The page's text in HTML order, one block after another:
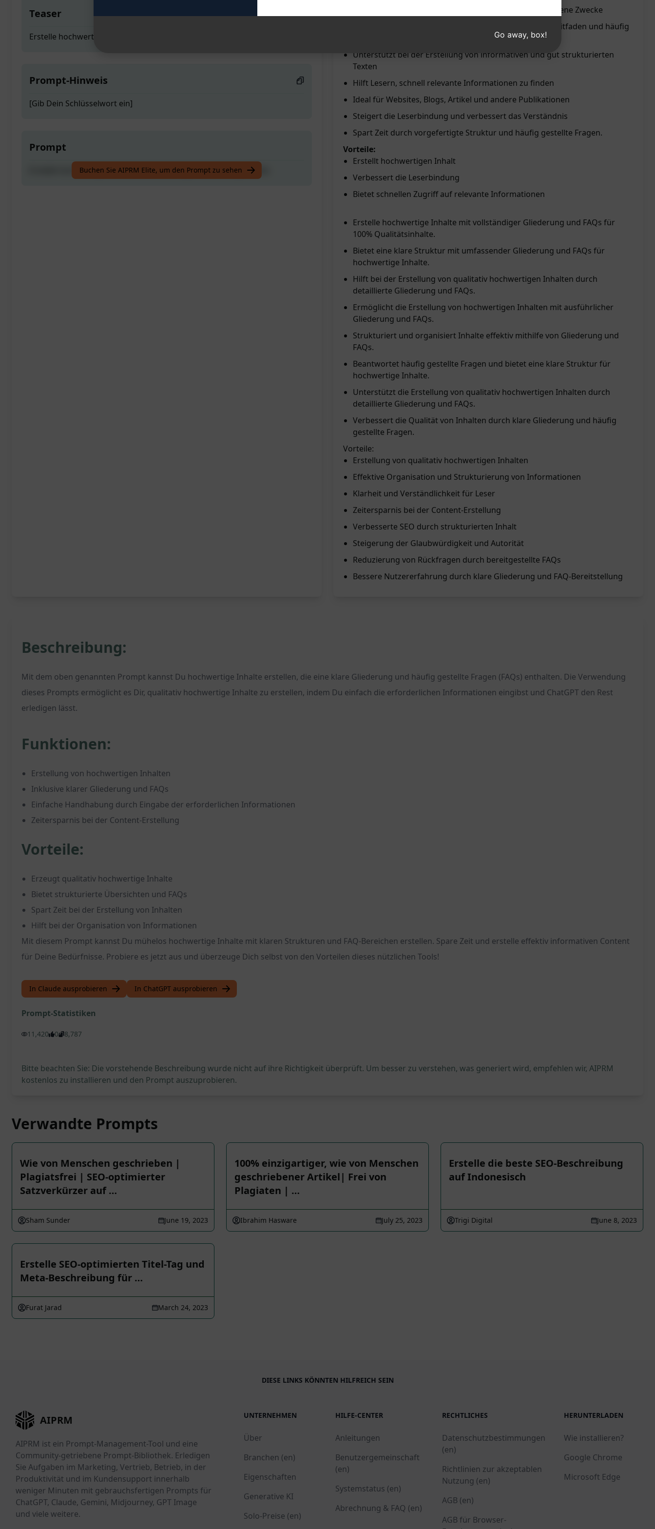
Teaser
Erstelle hochwertige Inhalte mit vollständiger Gliederung & FAQs
Prompt-Hinweis
[Gib Dein Schlüsselwort ein]
Prompt
Erstelle hochwertige Inhalte mit vollständiger Gliederung & FAQs
Buchen Sie AIPRM Elite, um den Prompt zu sehen
Bietet 100% qualitativ hochwertigen Inhalt für verschiedene Zwecke
Strukturiert den Inhalt übersichtlich mit einem klaren Leitfaden und häufig
Unterstützt bei der Erstellung von informativen und gut strukturierten
Texten
Hilft Lesern, schnell relevante Informationen zu finden
Ideal für Websites, Blogs, Artikel und andere Publikationen
Steigert die Leserbindung und verbessert das Verständnis
Spart Zeit durch vorgefertigte Struktur und häufig gestellte Fragen.
Vorteile:
Erstellt hochwertigen Inhalt
Verbessert die Leserbindung
Bietet schnellen Zugriff auf relevante Informationen
Erstelle hochwertige Inhalte mit vollständiger Gliederung und FAQs für
100% Qualitätsinhalte.
Bietet eine klare Struktur mit umfassender Gliederung und FAQs für
hochwertige Inhalte.
Hilft bei der Erstellung von qualitativ hochwertigen Inhalten durch
detaillierte Gliederung und FAQs.
Ermöglicht die Erstellung von hochwertigen Inhalten mit ausführlicher
Gliederung und FAQs.
Strukturiert und organisiert Inhalte effektiv mithilfe von Gliederung und
FAQs.
Beantwortet häufig gestellte Fragen und bietet eine klare Struktur für
hochwertige Inhalte.
Unterstützt die Erstellung von qualitativ hochwertigen Inhalten durch
detaillierte Gliederung und FAQs.
Verbessert die Qualität von Inhalten durch klare Gliederung und häufig
gestellte Fragen.
Vorteile:
Erstellung von qualitativ hochwertigen Inhalten
Effektive Organisation und Strukturierung von Informationen
Klarheit und Verständlichkeit für Leser
Zeitersparnis bei der Content-Erstellung
Verbesserte SEO durch strukturierten Inhalt
Steigerung der Glaubwürdigkeit und Autorität
Reduzierung von Rückfragen durch bereitgestellte FAQs
Bessere Nutzererfahrung durch klare Gliederung und FAQ-Bereitstellung
Beschreibung:
Mit dem oben genannten Prompt kannst Du hochwertige Inhalte erstellen, die eine klare Gliederung und häufig gestellte Fragen (FAQs) enthalten. Die Verwendung
dieses Prompts ermöglicht es Dir, qualitativ hochwertige Inhalte zu erstellen, indem Du einfach die erforderlichen Informationen eingibst und ChatGPT den Rest
erledigen lässt.
Funktionen:
Erstellung von hochwertigen Inhalten
Inklusive klarer Gliederung und FAQs
Einfache Handhabung durch Eingabe der erforderlichen Informationen
Zeitersparnis bei der Content-Erstellung
Vorteile:
Erzeugt qualitativ hochwertige Inhalte
Bietet strukturierte Übersichten und FAQs
Spart Zeit bei der Erstellung von Inhalten
Hilft bei der Organisation von Informationen
Mit diesem Prompt kannst Du mühelos hochwertige Inhalte mit klaren Strukturen und FAQ-Bereichen erstellen. Spare Zeit und erstelle effektiv informativen Content
für Deine Bedürfnisse. Probiere es jetzt aus und überzeuge Dich selbst von den Vorteilen dieses nützlichen Tools!
In Claude ausprobieren In ChatGPT ausprobieren
Prompt-Statistiken
11,420 0 8,787
Bitte beachten Sie: Die vorstehende Beschreibung wurde nicht auf ihre Richtigkeit überprüft. Um besser zu verstehen, was generiert wird, empfehlen wir, AIPRM
kostenlos zu installieren und den Prompt auszuprobieren.
Verwandte Prompts
Wie von Menschen geschrieben |
Plagiatsfrei | SEO-optimierter
Satzverkürzer auf …
Sham Sunder June 19, 2023
100% einzigartiger, wie von Menschen
geschriebener Artikel| Frei von
Plagiaten | …
Ibrahim Hasware July 25, 2023
Erstelle die beste SEO-Beschreibung
auf Indonesisch
Trigi Digital June 8, 2023
Erstelle SEO-optimierten Titel-Tag und
Meta-Beschreibung für …
Furat Jarad March 24, 2023
DIESE LINKS KÖNNTEN HILFREICH SEIN
AIPRM
AIPRM ist ein Prompt-Management-Tool und eine
Community-getriebene Prompt-Bibliothek. Erledigen
Sie Aufgaben im Marketing, Vertrieb, Betrieb, in der
Produktivität und im Kundensupport innerhalb
weniger Minuten mit gebrauchsfertigen Prompts für
ChatGPT, Claude, Gemini, Midjourney, GPT Image
und viele weitere.
UNTERNEHMEN
Über
Branchen (en)
Eigenschaften
Generative KI
Solo-Preise (en)
HILFE-CENTER
Anleitungen
Benutzergemeinschaft
(en)
Systemstatus (en)
Abrechnung & FAQ (en)
RECHTLICHES
Datenschutzbestimmungen
(en)
Richtlinien zur akzeptablen
Nutzung (en)
AGB (en)
AGB für Browser-
HERUNTERLADEN
Wie installieren?
Google Chrome
Microsoft Edge
Go away, box!